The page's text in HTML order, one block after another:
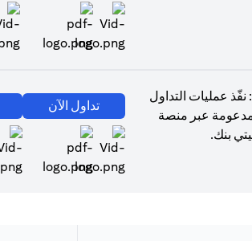
نفّذ عمليات التداول
عبر منصة
بنك.
تداول الآن